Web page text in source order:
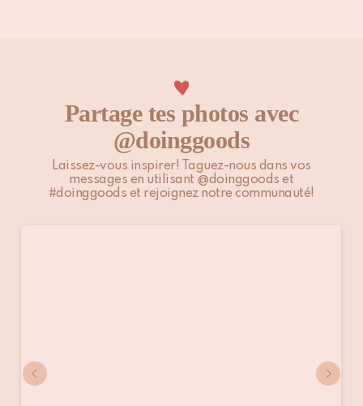
Partage tes photos avec
@doinggoods
Laissez-vous inspirer! Taguez-nous dans vos
messages en utilisant @doinggoods et
#doinggoods et rejoignez notre communauté!